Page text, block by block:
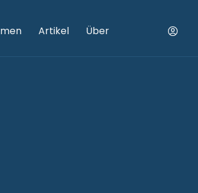
Artikel Über